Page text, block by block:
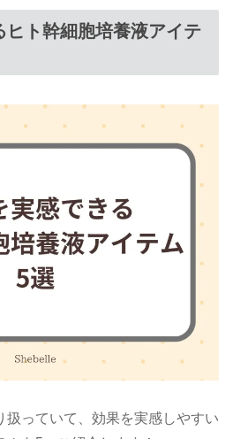
ヒト幹細胞培養液アイテ
っていて、効果を実感しやすい